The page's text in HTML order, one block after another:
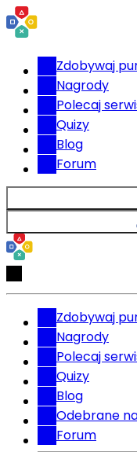
Zdobywaj
Nagrody
Polecaj
Quizy
Blog
Forum
Zdobywaj
Nagrody
Polecaj
Quizy
Blog
Odebrane
Forum